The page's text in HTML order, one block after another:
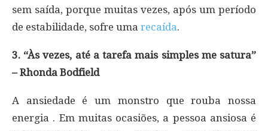
sem saída, porque muitas vezes, após um período
de estabilidade, sofre uma recaída.
3. “Às vezes, até a tarefa mais simples me satura”
– Rhonda Bodfield
A ansiedade é um monstro que rouba nossa
energia . Em muitas ocasiões, a pessoa ansiosa é